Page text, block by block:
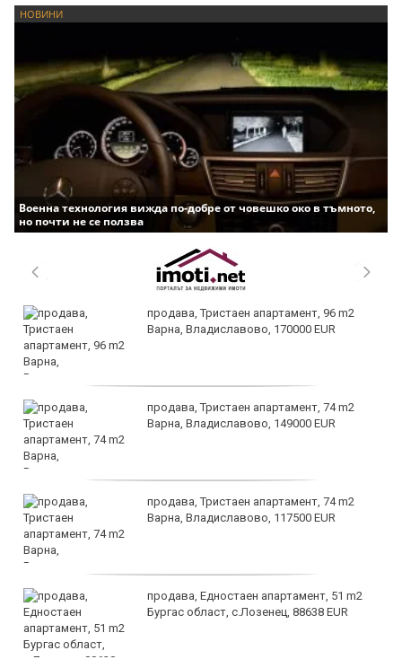
НОВИНИ
Военна технология вижда по-добре от човешко око в тъмното,
но почти не се ползва
продава, Тристаен апартамент, 96 m2
Варна, Владиславово, 170000 EUR
продава, Тристаен апартамент, 74 m2
Варна, Владиславово, 149000 EUR
продава, Тристаен апартамент, 74 m2
Варна, Владиславово, 117500 EUR
продава, Едностаен апартамент, 51 m2
Бургас област, с.Лозенец, 88638 EUR